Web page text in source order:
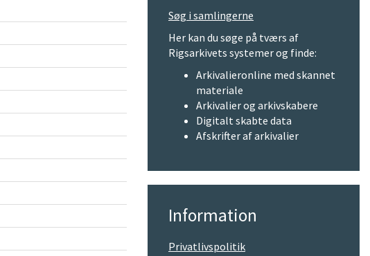
Søg i samlingerne
Her kan du søge på tværs af
Rigsarkivets systemer og finde:
Arkivalieronline med skannet
materiale
Arkivalier og arkivskabere
Digitalt skabte data
Afskrifter af arkivalier
Information
Privatlivspolitik